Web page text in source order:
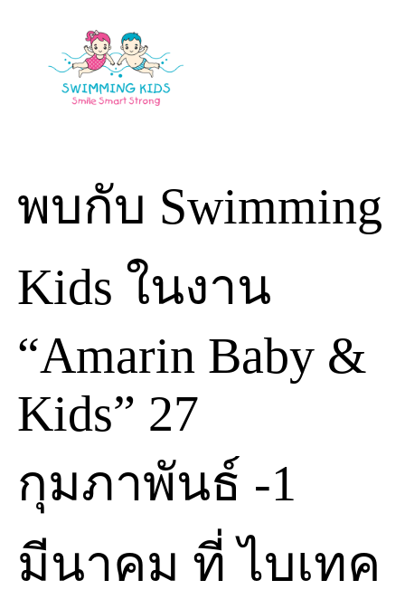
พบกับ Swimming
Kids ในงาน
“Amarin Baby &
Kids” 27
กุมภาพันธ์ -1
มีนาคม ที่ ไบเทค